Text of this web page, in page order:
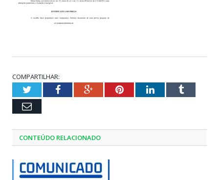
COMPARTILHAR:
TwitterFacebookGoogle+PinterestLinkedInTumblr
Email
CONTEÚDO RELACIONADO